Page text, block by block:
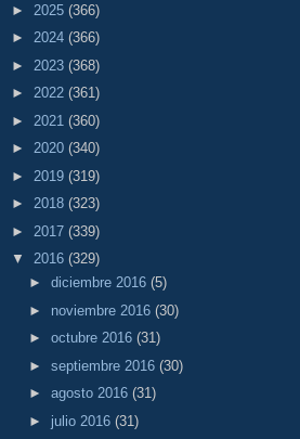
► 2025 (366)
► 2024 (366)
► 2023 (368)
► 2022 (361)
► 2021 (360)
► 2020 (340)
► 2019 (319)
► 2018 (323)
► 2017 (339)
▼ 2016 (329)
► diciembre 2016 (5)
► noviembre 2016 (30)
► octubre 2016 (31)
► septiembre 2016 (30)
► agosto 2016 (31)
► julio 2016 (31)